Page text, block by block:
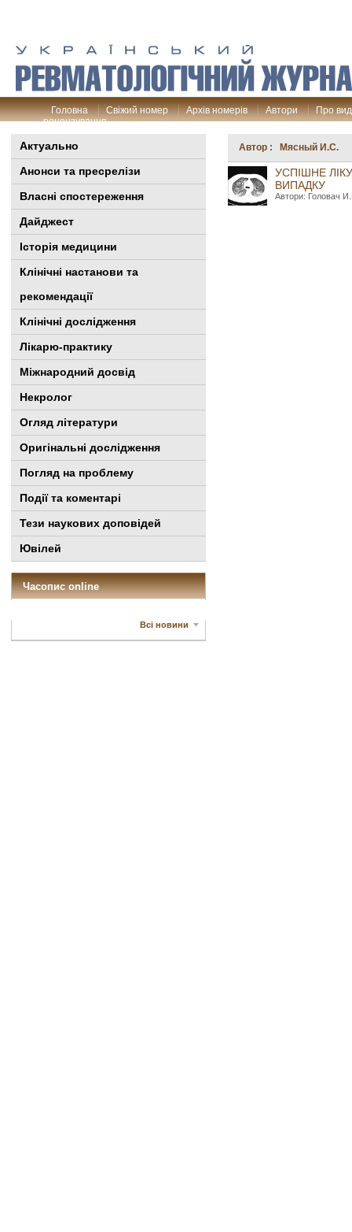
Головна Свіжий номер Архів номерів Автори
Про
рецензування
Актуально
Анонси та пресрелізи
Власні спостереження
Дайджест
Історія медицини
Клінiчні настанови та
рекомендації
Клінічні дослідження
Лікарю-практику
Міжнародний досвід
Некролог
Огляд літератури
Оригінальні дослідження
Погляд на проблему
Події та коментарі
Тези наукових доповідей
Ювілей
Часопис online
Всі новини
Автор : Мясный И.С.
УСПІШНЕ
ВИПАДКУ
Автори: Головач